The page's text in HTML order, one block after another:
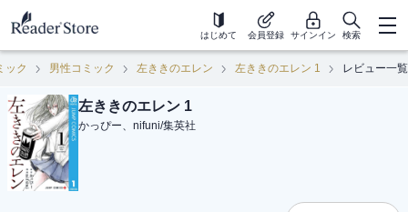
はじめて 会員登録 サインイン 検索
ック 男性コミック 左ききのエレン 左ききのエレン 1 レビュー一覧
左ききのエレン 1
かっぴー、nifuni/集英社